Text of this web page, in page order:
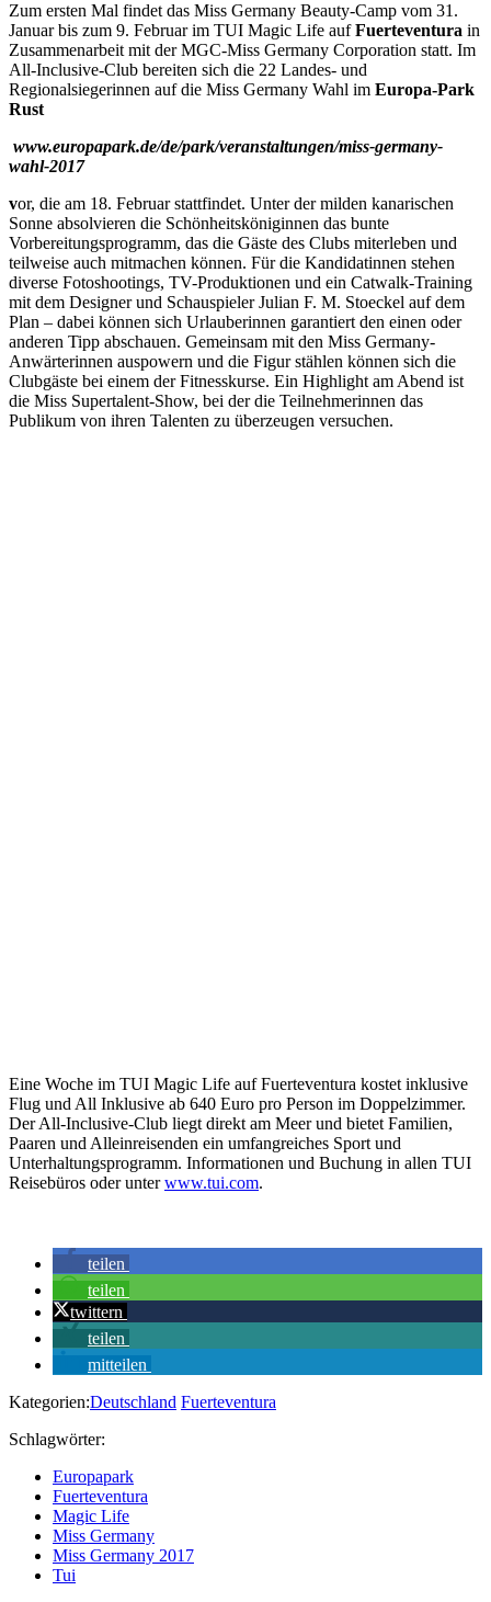
Zum ersten Mal findet das Miss Germany Beauty-Camp vom 31.
Januar bis zum 9. Februar im TUI Magic Life aufFuerteventura in
Zusammenarbeit mit der MGC-Miss Germany Corporation statt. Im
All-Inclusive-Club bereiten sich die 22 Landes- und
Regionalsiegerinnen auf die Miss Germany Wahl im Europa-Park
Rust
www.europapark.de/de/park/veranstaltungen/miss-germany-
wahl-2017
vor, die am 18. Februar stattfindet. Unter der milden kanarischen
Sonne absolvieren die Schönheitsköniginnen das bunte
Vorbereitungsprogramm, das die Gäste des Clubs miterleben und
teilweise auch mitmachen können. Für die Kandidatinnen stehen
diverse Fotoshootings, TV-Produktionen und ein Catwalk-Training
mit dem Designer und Schauspieler Julian F. M. Stoeckel auf dem
Plan – dabei können sich Urlauberinnen garantiert den einen oder
anderen Tipp abschauen. Gemeinsam mit den Miss Germany-
Anwärterinnen auspowern und die Figur stählen können sich die
Clubgäste bei einem der Fitnesskurse. Ein Highlight am Abend ist
die Miss Supertalent-Show, bei der die Teilnehmerinnen das
Publikum von ihren Talenten zu überzeugen versuchen.
Eine Woche im TUI Magic Life auf Fuerteventura kostet inklusive
Flug und All Inklusive ab 640 Euro pro Person im Doppelzimmer.
Der All-Inclusive-Club liegt direkt am Meer und bietet Familien,
Paaren und Alleinreisenden ein umfangreiches Sport und
Unterhaltungsprogramm. Informationen und Buchung in allen TUI
Reisebüros oder unterwww.tui.com.
teilen
teilen
twittern
teilen
mitteilen
Kategorien:Deutschland Fuerteventura
Schlagwörter:
Europapark
Fuerteventura
Magic Life
Miss Germany
Miss Germany 2017
Tui